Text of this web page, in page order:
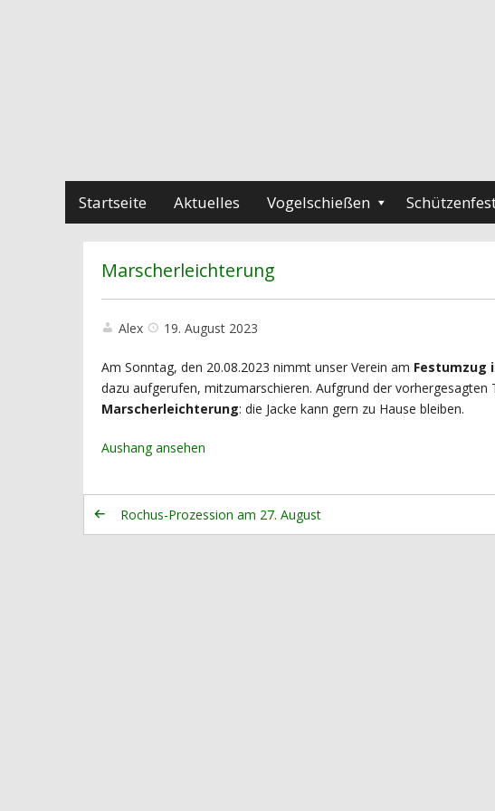
Startseite Aktuelles Vogelschießen
Marscherleichterung
Alex 19. August 2023
Am Sonntag, den 20.08.2023 nimmt unser Verein am Festumzug
dazu aufgerufen, mitzumarschieren. Aufgrund der
Marscherleichterung: die Jacke kann gern zu Hause bleiben.
Aushang ansehen
Rochus-Prozession am 27. August